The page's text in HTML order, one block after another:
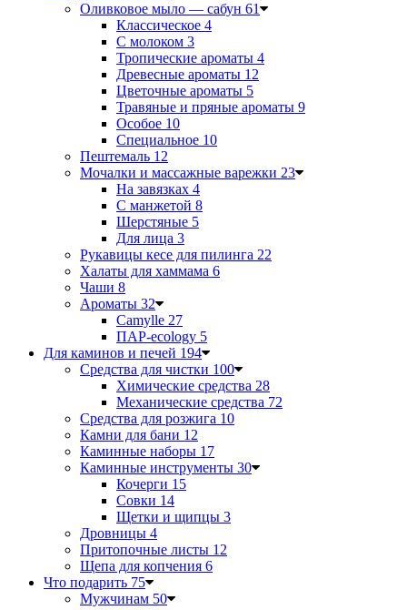
Оливковое мыло — сабун 61
Классическое 4
С молоком 3
Тропические ароматы 4
Древесные ароматы 12
Цветочные ароматы 5
Травяные и пряные ароматы 9
Особое 10
Специальное 10
Пештемаль 12
Мочалки и массажные варежки 23
На завязках 4
С манжетой 8
Шерстяные 5
Для лица 3
Рукавицы кесе для пилинга 22
Халаты для хаммама 6
Чаши 8
Ароматы 32
Camylle 27
ПАР-ecology 5
Для каминов и печей 194
Средства для чистки 100
Химические средства 28
Механические средства 72
Средства для розжига 10
Камни для бани 12
Каминные наборы 17
Каминные инструменты 30
Кочерги 15
Совки 14
Щетки и щипцы 3
Дровницы 4
Притопочные листы 12
Щепа для копчения 6
Что подарить 75
Мужчинам 50